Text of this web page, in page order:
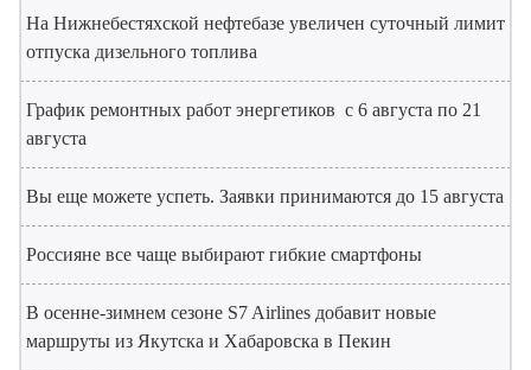
На Нижнебестяхской нефтебазе увеличен суточный лимит
отпуска дизельного топлива
График ремонтных работ энергетиков с 6 августа по 21
августа
Вы еще можете успеть. Заявки принимаются до 15 августа
Россияне все чаще выбирают гибкие смартфоны
В осенне-зимнем сезоне S7 Airlines добавит новые
маршруты из Якутска и Хабаровска в Пекин